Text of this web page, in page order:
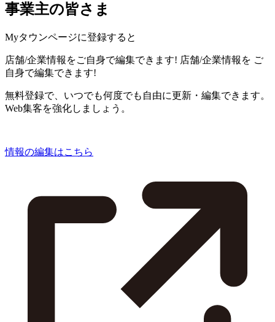
事業主の皆さま
Myタウンページに登録すると
店舗/企業情報をご自身で編集できます! 店舗/企業情報を ご
自身で編集できます!
無料登録で、いつでも何度でも自由に更新・編集できます。
Web集客を強化しましょう。
情報の編集はこちら